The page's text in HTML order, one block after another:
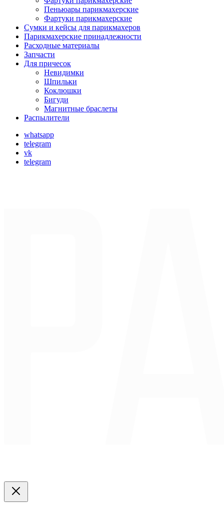
Пеньюары парикмахерские
Фартуки парикмахерские
Сумки и кейсы для парикмахеров
Парикмахерские принадлежности
Расходные материалы
Запчасти
Для причесок
Невидимки
Шпильки
Коклюшки
Бигуди
Магнитные браслеты
Распылители
whatsapp
telegram
vk
telegram